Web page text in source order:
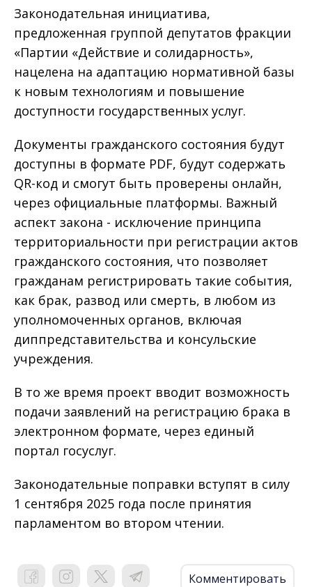
Законодательная инициатива,
предложенная группой депутатов фракции
«Партии «Действие и солидарность»,
нацелена ​​на адаптацию нормативной базы
к новым технологиям и повышение
доступности государственных услуг.
Документы гражданского состояния будут
доступны в формате PDF, будут содержать
QR-код и смогут быть проверены онлайн,
через официальные платформы. Важный
аспект закона - исключение принципа
территориальности при регистрации актов
гражданского состояния, что позволяет
гражданам регистрировать такие события,
как брак, развод или смерть, в любом из
уполномоченных органов, включая
диппредставительства и консульские
учреждения.
В то же время проект вводит возможность
подачи заявлений на регистрацию брака в
электронном формате, через единый
портал госуслуг.
Законодательные поправки вступят в силу
1 сентября 2025 года после принятия
парламентом во втором чтении.
Комментировать